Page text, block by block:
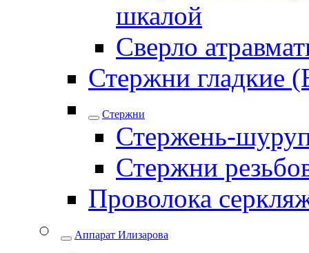
шкалой
Сверло
Стержни гладкие
Стержни
Стержень-
Стержни
Проволока
Аппарат Илизарова